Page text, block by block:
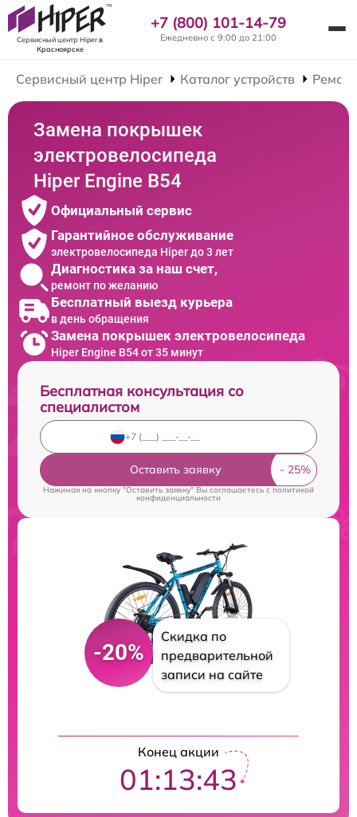
Сервисный центр Hiperв
Красноярске
+7 (800) 101-14-79
Ежедневно с 9:00 до 21:00
Сервисный центр Hiper Каталог устройств
Замена покрышек
электровелосипеда
Hiper Engine B54
Официальный сервис
Гарантийное обслуживание
электровелосипеда Hiper до 3 лет
Диагностика за наш счет,
ремонт по желанию
Бесплатный выезд курьера
в день обращения
Замена покрышек электровелосипеда
Hiper Engine B54 от 35 минут
Бесплатная консультация со
специалистом
Оставить заявку
Нажимая на кнопку "Оставить заявку" Вы соглашаетесь cполитикой
конфиденциальности
-20%
Скидка по
предварительной
записи на сайте
Конец акции
01:13:42